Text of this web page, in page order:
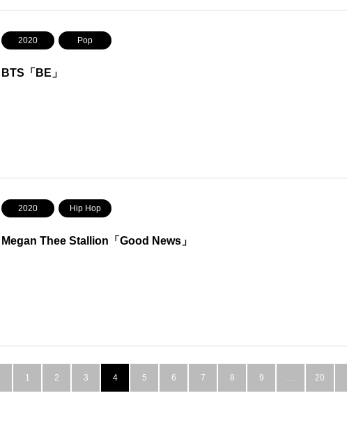
2020 Pop
BTS「BE」
2020 Hip Hop
Megan Thee Stallion「Good News」
1 2 3 4 5 6 7 8 9 … 20